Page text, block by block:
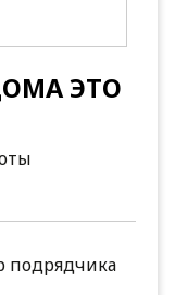
ЭТО
подрядчика